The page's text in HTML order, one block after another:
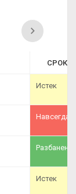
СРОК
Истек
Навсегда
Разбанен
Истек